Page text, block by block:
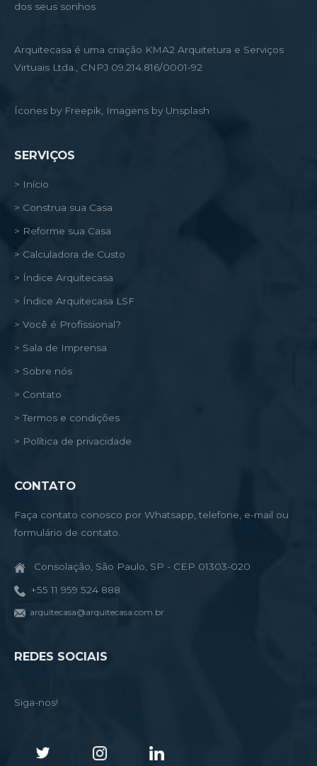
dos seus sonhos
Arquitecasa é uma criação KMA2 Arquitetura e Serviços
Virtuais Ltda., CNPJ 09.214.816/0001-92
Ícones by Freepik, Imagens by Unsplash
SERVIÇOS
> Início
> Construa sua Casa
> Reforme sua Casa
> Calculadora de Custo
> Índice Arquitecasa
> Índice Arquitecasa LSF
> Você é Profissional?
> Sala de Imprensa
> Sobre nós
> Contato
> Termos e condições
> Política de privacidade
CONTATO
Faça contato conosco por Whatsapp, telefone, e-mail ou
formulário de contato.
Consolação, São Paulo, SP - CEP 01303-020
+55 11 959 524 888
arquitecasa@arquitecasa.com.br
REDES SOCIAIS
Siga-nos!